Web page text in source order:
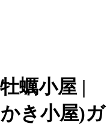
蠣小屋 |
き小屋)ガ